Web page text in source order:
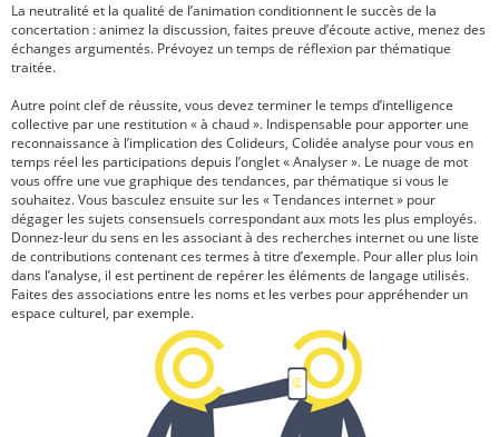
La neutralité et la qualité de l’animation conditionnent le succès de la
concertation : animez la discussion, faites preuve d’écoute active, menez des
échanges argumentés. Prévoyez un temps de réflexion par thématique
traitée.
Autre point clef de réussite, vous devez terminer le temps d’intelligence
collective par une restitution « à chaud ». Indispensable pour apporter une
reconnaissance à l’implication des Colideurs, Colidée analyse pour vous en
temps réel les participations depuis l’onglet « Analyser ». Le nuage de mot
vous offre une vue graphique des tendances, par thématique si vous le
souhaitez. Vous basculez ensuite sur les « Tendances internet » pour
dégager les sujets consensuels correspondant aux mots les plus employés.
Donnez-leur du sens en les associant à des recherches internet ou une liste
de contributions contenant ces termes à titre d’exemple. Pour aller plus loin
dans l’analyse, il est pertinent de repérer les éléments de langage utilisés.
Faites des associations entre les noms et les verbes pour appréhender un
espace culturel, par exemple.